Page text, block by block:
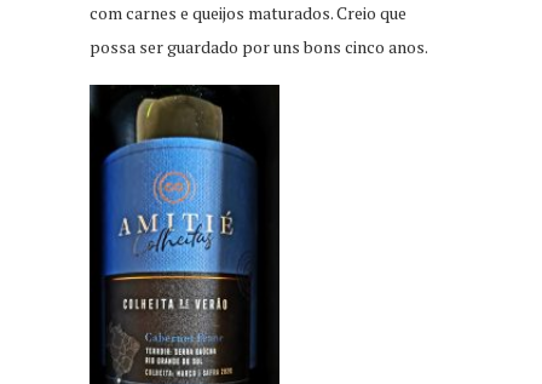
com carnes e queijos maturados. Creio que
possa ser guardado por uns bons cinco anos.